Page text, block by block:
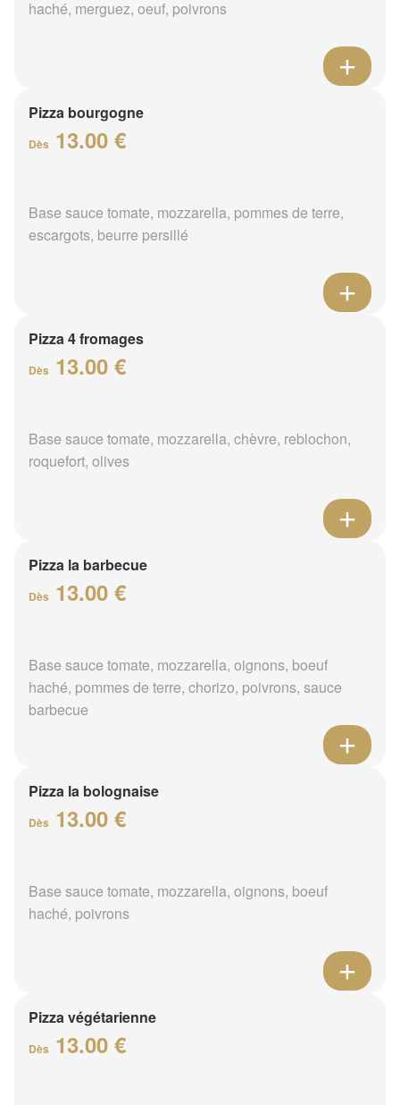
haché, merguez, oeuf, poivrons
Pizza bourgogne
Dès 13.00 €
Base sauce tomate, mozzarella, pommes de terre,
escargots, beurre persillé
Pizza 4 fromages
Dès 13.00 €
Base sauce tomate, mozzarella, chèvre, reblochon,
roquefort, olives
Pizza la barbecue
Dès 13.00 €
Base sauce tomate, mozzarella, oignons, boeuf
haché, pommes de terre, chorizo, poivrons, sauce
barbecue
Pizza la bolognaise
Dès 13.00 €
Base sauce tomate, mozzarella, oignons, boeuf
haché, poivrons
Pizza végétarienne
Dès 13.00 €